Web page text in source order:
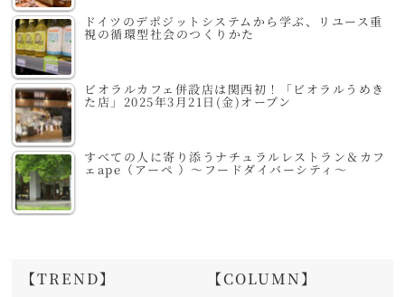
ドイツのデポジットシステムから学ぶ、リユース重
視の循環型社会のつくりかた
ビオラルカフェ併設店は関西初！「ビオラルうめき
た店」2025年3月21日(金)オープン
すべての人に寄り添うナチュラルレストラン＆カフ
ェape（アーペ ）～フードダイバーシティ～
【TREND】 【COLUMN】